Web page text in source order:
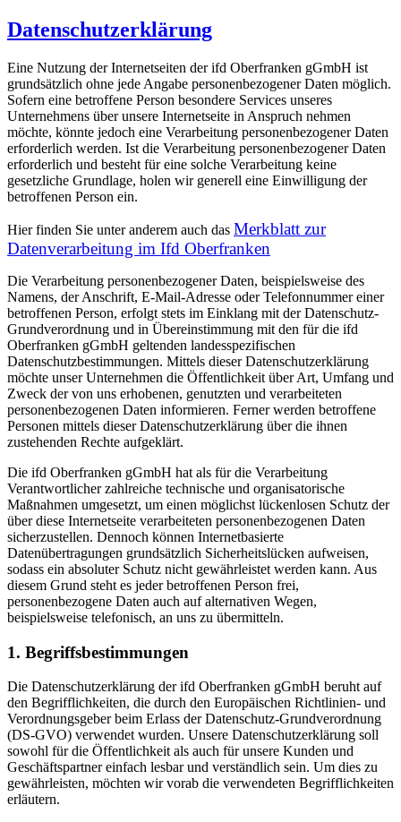
Datenschutzerklärung
Eine Nutzung der Internetseiten der ifd Oberfranken gGmbH ist
grundsätzlich ohne jede Angabe personenbezogener Daten möglich.
Sofern eine betroffene Person besondere Services unseres
Unternehmens über unsere Internetseite in Anspruch nehmen
möchte, könnte jedoch eine Verarbeitung personenbezogener Daten
erforderlich werden. Ist die Verarbeitung personenbezogener Daten
erforderlich und besteht für eine solche Verarbeitung keine
gesetzliche Grundlage, holen wir generell eine Einwilligung der
betroffenen Person ein.
Hier finden Sie unter anderem auch das Merkblatt zur
Datenverarbeitung im Ifd Oberfranken
Die Verarbeitung personenbezogener Daten, beispielsweise des
Namens, der Anschrift, E-Mail-Adresse oder Telefonnummer einer
betroffenen Person, erfolgt stets im Einklang mit der Datenschutz-
Grundverordnung und in Übereinstimmung mit den für die ifd
Oberfranken gGmbH geltenden landesspezifischen
Datenschutzbestimmungen. Mittels dieser Datenschutzerklärung
möchte unser Unternehmen die Öffentlichkeit über Art, Umfang und
Zweck der von uns erhobenen, genutzten und verarbeiteten
personenbezogenen Daten informieren. Ferner werden betroffene
Personen mittels dieser Datenschutzerklärung über die ihnen
zustehenden Rechte aufgeklärt.
Die ifd Oberfranken gGmbH hat als für die Verarbeitung
Verantwortlicher zahlreiche technische und organisatorische
Maßnahmen umgesetzt, um einen möglichst lückenlosen Schutz der
über diese Internetseite verarbeiteten personenbezogenen Daten
sicherzustellen. Dennoch können Internetbasierte
Datenübertragungen grundsätzlich Sicherheitslücken aufweisen,
sodass ein absoluter Schutz nicht gewährleistet werden kann. Aus
diesem Grund steht es jeder betroffenen Person frei,
personenbezogene Daten auch auf alternativen Wegen,
beispielsweise telefonisch, an uns zu übermitteln.
1. Begriffsbestimmungen
Die Datenschutzerklärung der ifd Oberfranken gGmbH beruht auf
den Begrifflichkeiten, die durch den Europäischen Richtlinien- und
Verordnungsgeber beim Erlass der Datenschutz-Grundverordnung
(DS-GVO) verwendet wurden. Unsere Datenschutzerklärung soll
sowohl für die Öffentlichkeit als auch für unsere Kunden und
Geschäftspartner einfach lesbar und verständlich sein. Um dies zu
gewährleisten, möchten wir vorab die verwendeten Begrifflichkeiten
erläutern.